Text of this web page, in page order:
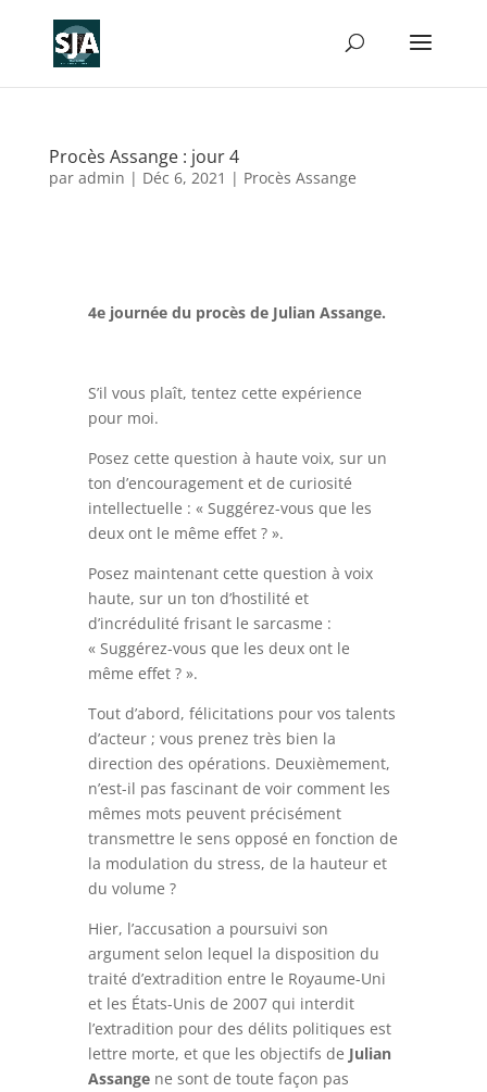
Procès Assange : jour 4
par admin | Déc 6, 2021 | Procès Assange
4e journée du procès de Julian Assange.
S’il vous plaît, tentez cette expérience
pour moi.
Posez cette question à haute voix, sur un
ton d’encouragement et de curiosité
intellectuelle : « Suggérez-vous que les
deux ont le même effet ? ».
Posez maintenant cette question à voix
haute, sur un ton d’hostilité et
d’incrédulité frisant le sarcasme :
« Suggérez-vous que les deux ont le
même effet ? ».
Tout d’abord, félicitations pour vos talents
d’acteur ; vous prenez très bien la
direction des opérations. Deuxièmement,
n’est-il pas fascinant de voir comment les
mêmes mots peuvent précisément
transmettre le sens opposé en fonction de
la modulation du stress, de la hauteur et
du volume ?
Hier, l’accusation a poursuivi son
argument selon lequel la disposition du
traité d’extradition entre le Royaume-Uni
et les États-Unis de 2007 qui interdit
l’extradition pour des délits politiques est
lettre morte, et que les objectifs de Julian
Assangene sont de toute façon pas